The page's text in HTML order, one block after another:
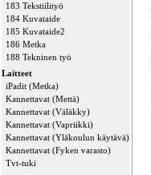
183 Tekstiilityö
184 Kuvataide
185 Kuvataide2
186 Metka
188 Tekninen työ
Laitteet
iPadit (Metka)
Kannettavat (Mettä)
Kannettavat (Väläkky)
Kannettavat (Vapriikki)
Kannettavat (Yläkoulun käytävä)
Kannettavat (Fyken varasto)
Tvt-tuki